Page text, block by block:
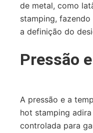
de metal, como
stamping,
a definição do
Pressão
A pressão e a
hot stamping
controlada para